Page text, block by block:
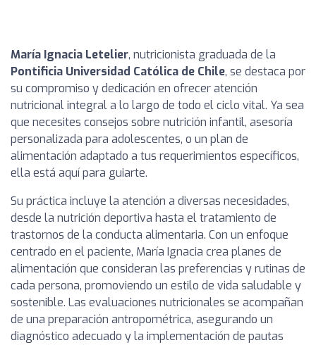
María Ignacia Letelier, nutricionista graduada de la
Pontificia Universidad Católica de Chile, se destaca por
su compromiso y dedicación en ofrecer atención
nutricional integral a lo largo de todo el ciclo vital. Ya sea
que necesites consejos sobre nutrición infantil, asesoría
personalizada para adolescentes, o un plan de
alimentación adaptado a tus requerimientos específicos,
ella está aquí para guiarte.
Su práctica incluye la atención a diversas necesidades,
desde la nutrición deportiva hasta el tratamiento de
trastornos de la conducta alimentaria. Con un enfoque
centrado en el paciente, María Ignacia crea planes de
alimentación que consideran las preferencias y rutinas de
cada persona, promoviendo un estilo de vida saludable y
sostenible. Las evaluaciones nutricionales se acompañan
de una preparación antropométrica, asegurando un
diagnóstico adecuado y la implementación de pautas